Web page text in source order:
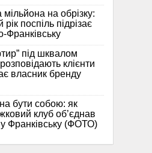
на обрізку:
поспіль підрізає
Франківську
під шквалом
клієнти
власник бренду
бути собою: як
клуб об’єднав
у Франківську (ФОТО)